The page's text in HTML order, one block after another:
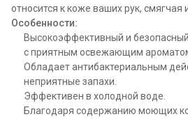
относится к коже ваших рук, смягчая
Особенности:
Высокоэффективный и
с приятным освежающим
Обладает антибактериальным
неприятные запахи.
Эффективен в холодной воде.
Благодаря содержанию моющих